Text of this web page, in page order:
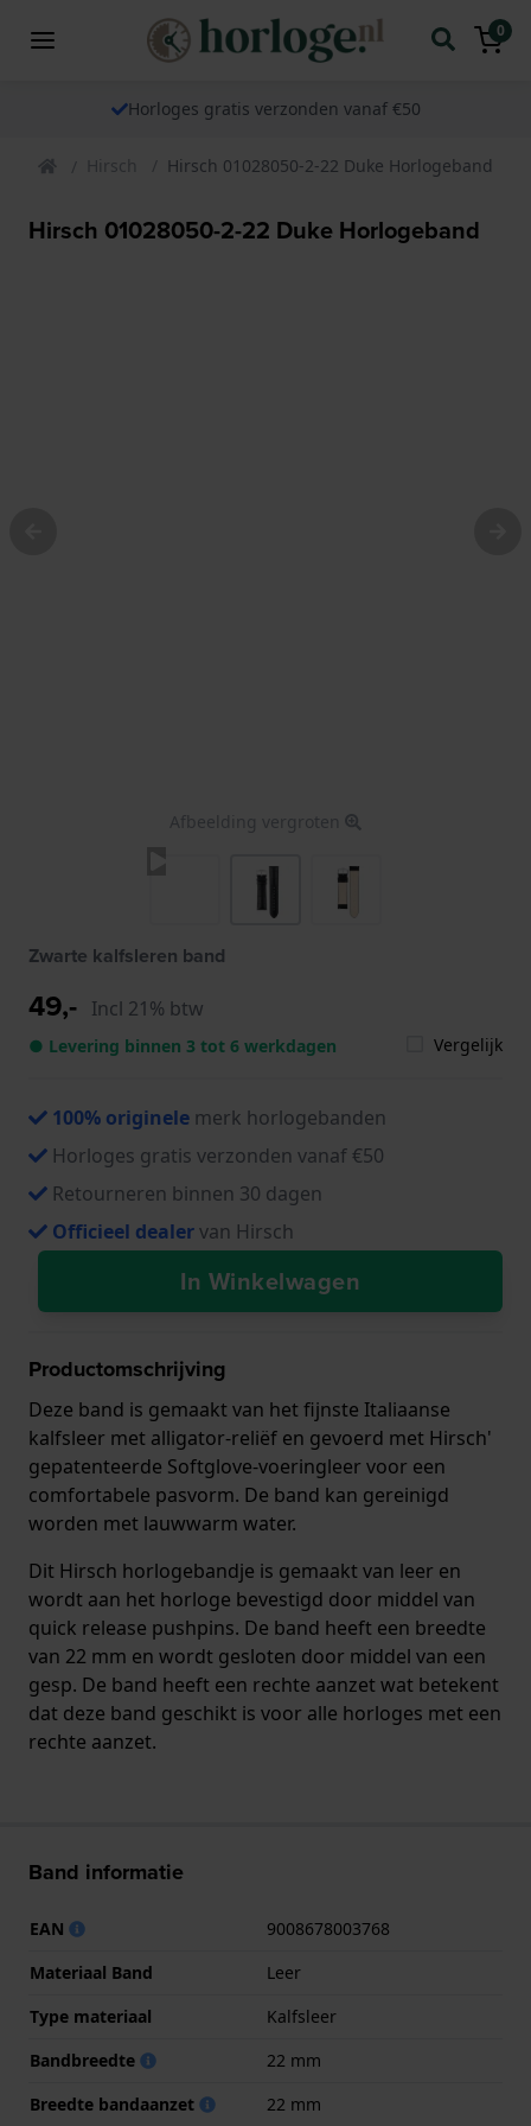
0
Horloges gratis verzonden vanaf €50
Hirsch Hirsch 01028050-2-22 Duke Horlogeband
Hirsch 01028050-2-22 Duke Horlogeband
Afbeelding vergroten
Zwarte kalfsleren band
49,- Incl 21% btw
● Levering binnen 3 tot 6 werkdagen Vergelijk
100% originele merk horlogebanden
Horloges gratis verzonden vanaf €50
Retourneren binnen 30 dagen
Officieel dealervan Hirsch
In Winkelwagen
Productomschrijving
Deze band is gemaakt van het fijnste Italiaanse
kalfsleer met alligator-reliëf en gevoerd met Hirsch'
gepatenteerde Softglove-voeringleer voor een
comfortabele pasvorm. De band kan gereinigd
worden met lauwwarm water.
Dit Hirsch horlogebandje is gemaakt van leer en
wordt aan het horloge bevestigd door middel van
quick release pushpins. De band heeft een breedte
van 22 mm en wordt gesloten door middel van een
gesp. De band heeft een rechte aanzet wat betekent
dat deze band geschikt is voor alle horloges met een
rechte aanzet.
Band informatie
EAN
9008678003768
Materiaal Band
Leer
Type materiaal
Kalfsleer
Bandbreedte
22 mm
Breedte bandaanzet
22 mm